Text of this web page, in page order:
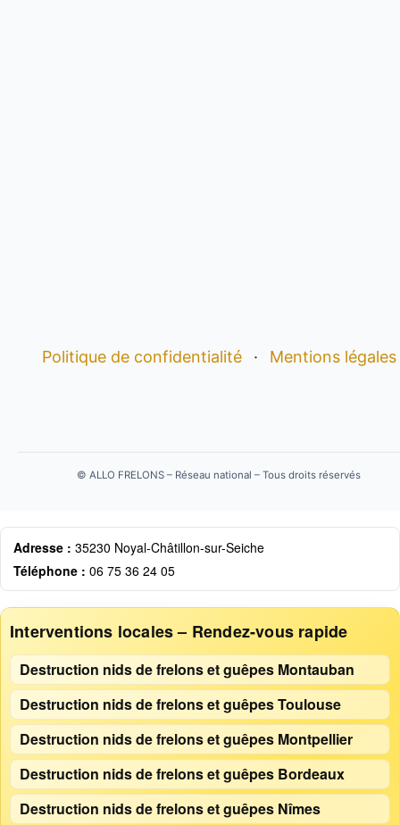
Politique de confidentialité · Mentions légales
© ALLO FRELONS – Réseau national – Tous droits réservés
Adresse : 35230 Noyal-Châtillon-sur-Seiche
Téléphone : 06 75 36 24 05
Interventions locales – Rendez-vous rapide
Destruction nids de frelons et guêpes Montauban
Destruction nids de frelons et guêpes Toulouse
Destruction nids de frelons et guêpes Montpellier
Destruction nids de frelons et guêpes Bordeaux
Destruction nids de frelons et guêpes Nîmes